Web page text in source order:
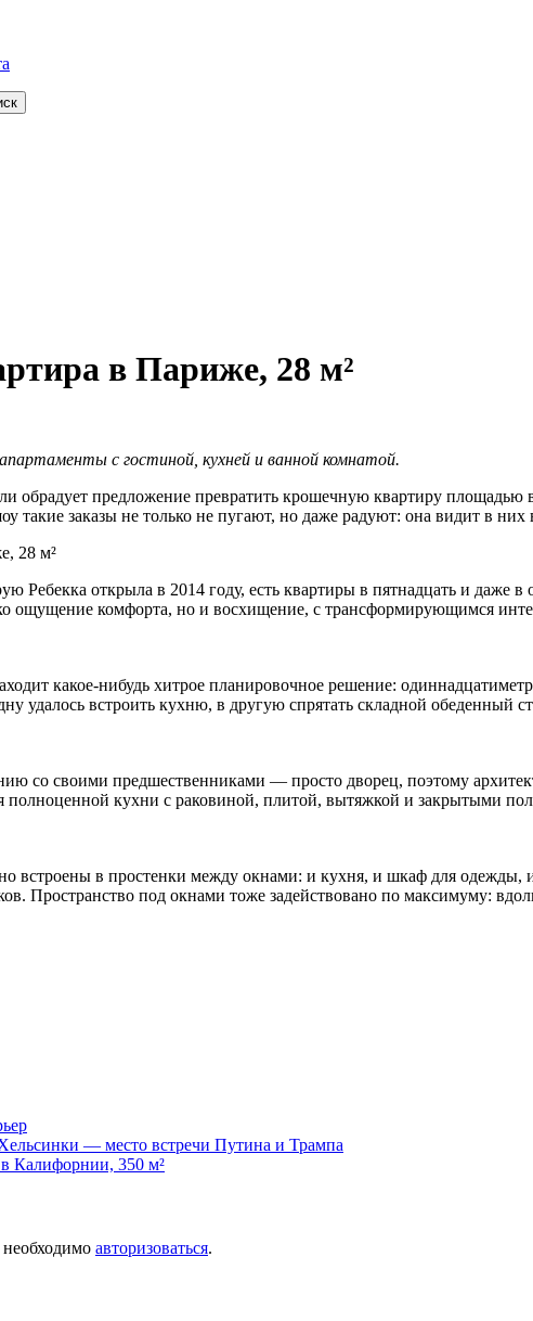
в Париже, 28 м²
с гостиной, кухней и ванной комнатой.
обрадует предложение превратить крошечную квартиру площадью
такие заказы не только не пугают, но даже радуют: она видит в
Ребекка открыла в 2014 году, есть квартиры в пятнадцать и
ощущение комфорта, но и восхищение, с трансформирующимся
какое-нибудь хитрое планировочное решение:
удалось встроить кухню, в другую спрятать складной обеденный
со своими предшественниками — просто дворец, поэтому
полноценной кухни с раковиной, плитой, вытяжкой и закрытыми
встроены в простенки между окнами: и кухня, и шкаф для одежды,
Пространство под окнами тоже задействовано по максимуму:
— место встречи Путина и Трампа
Калифорнии, 350 м²
авторизоваться.